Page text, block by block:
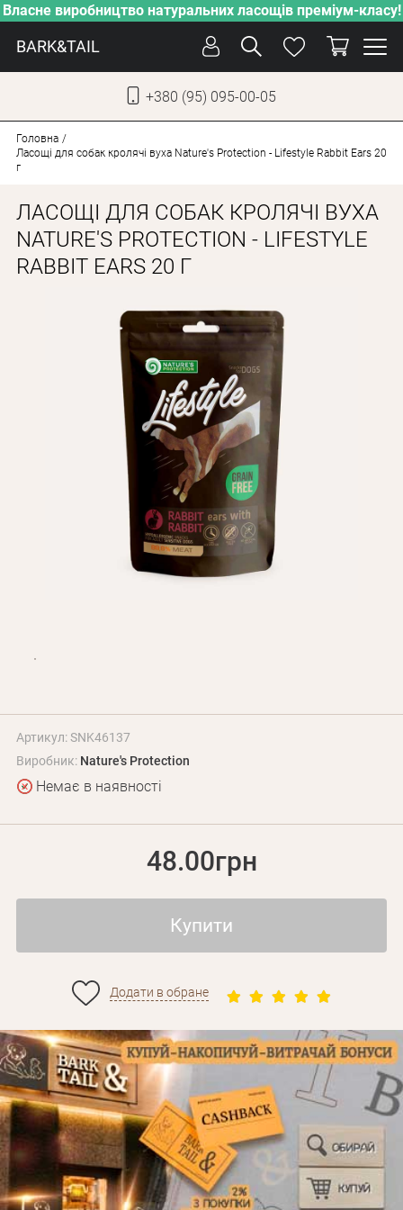
Власне виробництво натуральних ласощів преміум-класу!
BARK&TAIL
+380 (95) 095-00-05
КОТИ
ВІД СПЕКИ
ВЛАСНЕ ВИРОБНИЦТВО
НОВИНКИ
АКЦІЇ
БЛОГ
Оплата і доставка
Програма лояльності
Про Нас
Оптовим клієнтам
Контакти
+380 (95) 095-00-05
Головна
Ласощі для собак кролячі вуха Nature's Protection - Lifestyle Rabbit Ears 20
г
ЛАСОЩІ ДЛЯ СОБАК КРОЛЯЧІ ВУХА
NATURE'S PROTECTION - LIFESTYLE
RABBIT EARS 20 Г
Артикул: SNK46137
Виробник: Nature's Protection
Немає в наявності
48.00грн
Купити
Додати в обране
Забули пароль?
Особисті дані